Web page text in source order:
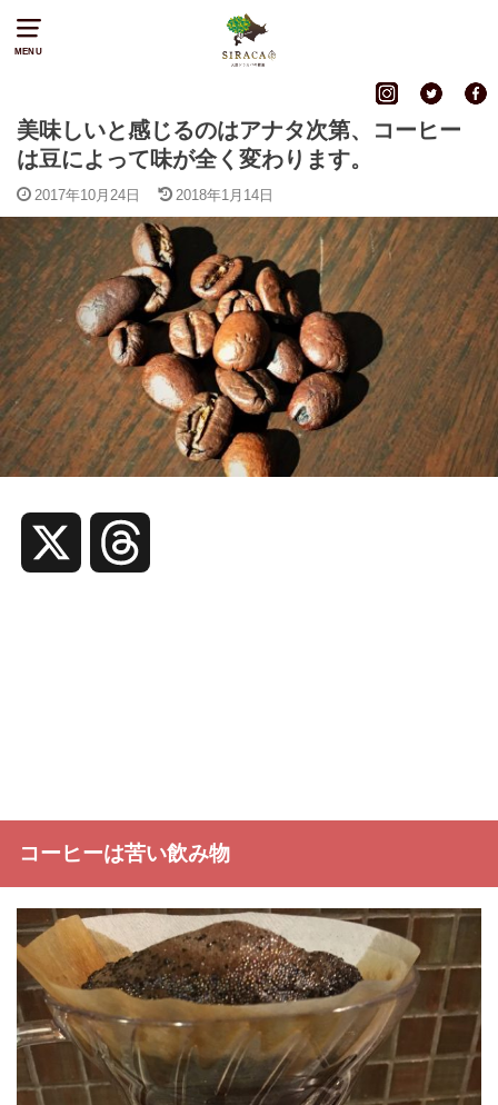
MENU
美味しいと感じるのはアナタ次第、コーヒー
は豆によって味が全く変わります。
2017年10月24日 2018年1月14日
d
コーヒーは苦い飲み物